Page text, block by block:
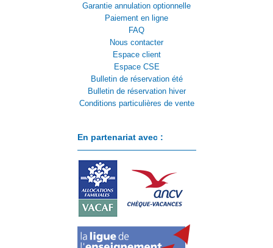
Garantie annulation optionnelle
Paiement en ligne
FAQ
Nous contacter
Espace client
Espace CSE
Bulletin de réservation été
Bulletin de réservation hiver
Conditions particulières de vente
En partenariat avec :